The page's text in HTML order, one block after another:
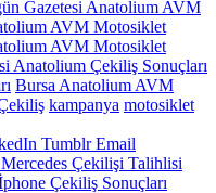
Gazetesi Anatolium AVM
AVM Motosiklet
AVM Motosiklet
Anatolium Çekiliş Sonuçları
Bursa Anatolium AVM
kampanya motosiklet
Tumblr Email
Çekilişi Talihlisi
Çekiliş Sonuçları